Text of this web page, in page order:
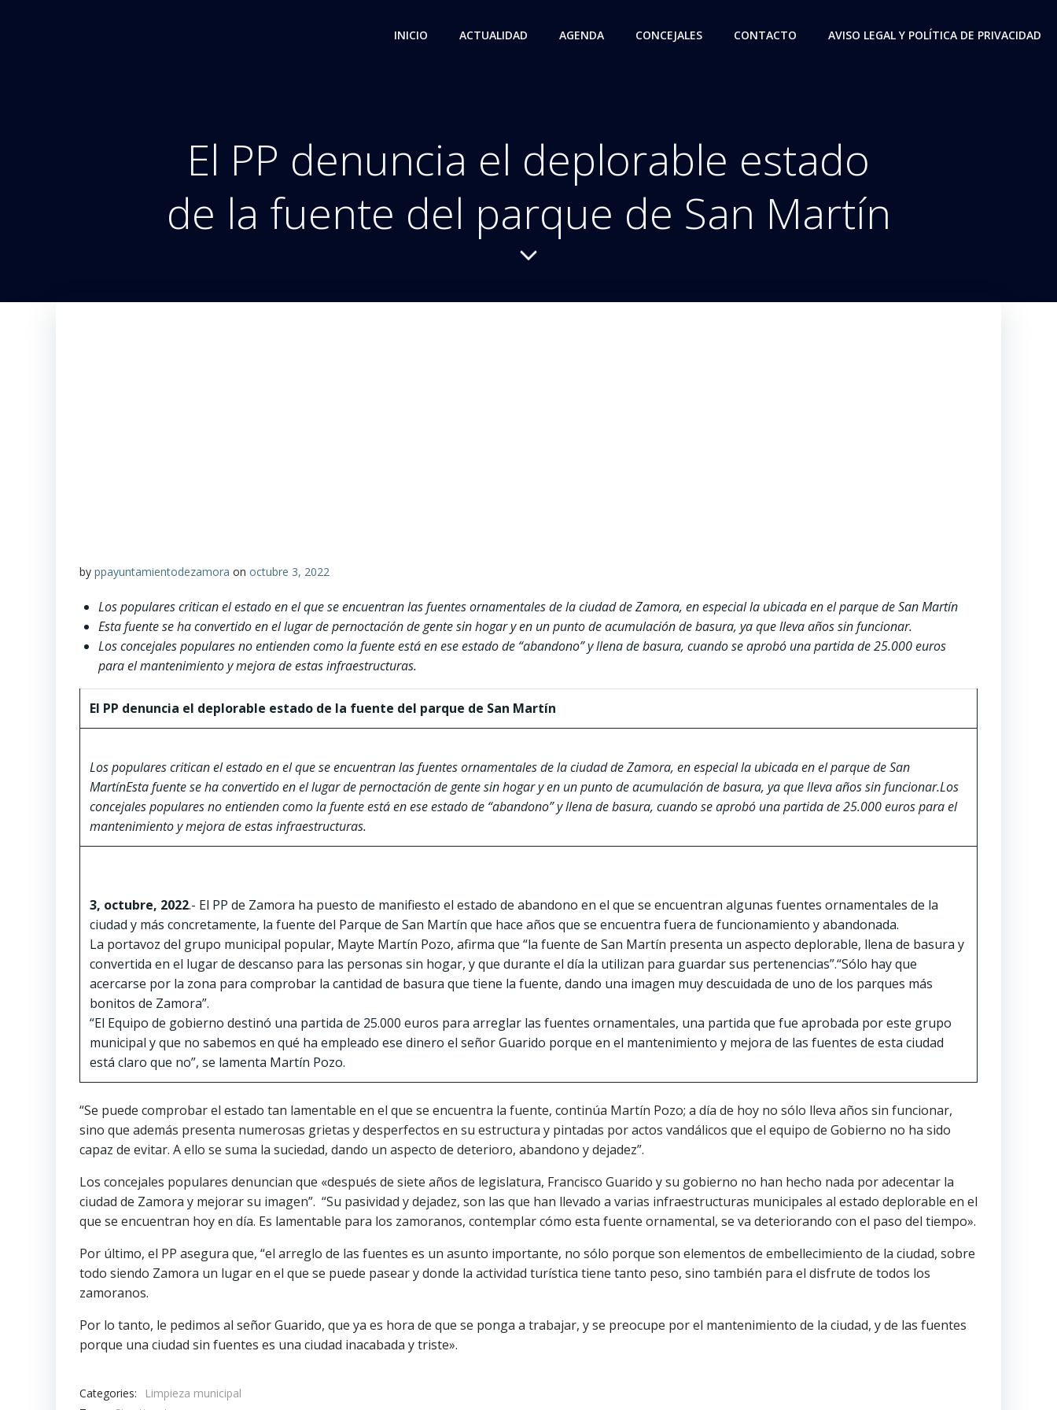
INICIO ACTUALIDAD AGENDA CONCEJALES CONTACTO AVISO LEGAL Y POLÍTICA DE PRIVACIDAD
El PP denuncia el deplorable estado
de la fuente del parque de San Martín
by ppayuntamientodezamora on octubre 3, 2022
Los populares critican el estado en el que se encuentran las fuentes ornamentales de la ciudad de Zamora, en especial la ubicada en el parque de San Martín
Esta fuente se ha convertido en el lugar de pernoctación de gente sin hogar y en un punto de acumulación de basura, ya que lleva años sin funcionar.
Los concejales populares no entienden como la fuente está en ese estado de “abandono” y llena de basura, cuando se aprobó una partida de 25.000 euros
para el mantenimiento y mejora de estas infraestructuras.
El PP denuncia el deplorable estado de la fuente del parque de San Martín
Los populares critican el estado en el que se encuentran las fuentes ornamentales de la ciudad de Zamora, en especial la ubicada en el parque de San
MartínEsta fuente se ha convertido en el lugar de pernoctación de gente sin hogar y en un punto de acumulación de basura, ya que lleva años sin funcionar.Los
concejales populares no entienden como la fuente está en ese estado de “abandono” y llena de basura, cuando se aprobó una partida de 25.000 euros para el
mantenimiento y mejora de estas infraestructuras.
3, octubre, 2022.- El PP de Zamora ha puesto de manifiesto el estado de abandono en el que se encuentran algunas fuentes ornamentales de la
ciudad y más concretamente, la fuente del Parque de San Martín que hace años que se encuentra fuera de funcionamiento y abandonada.
La portavoz del grupo municipal popular, Mayte Martín Pozo, afirma que “la fuente de San Martín presenta un aspecto deplorable, llena de basura y
convertida en el lugar de descanso para las personas sin hogar, y que durante el día la utilizan para guardar sus pertenencias”.“Sólo hay que
acercarse por la zona para comprobar la cantidad de basura que tiene la fuente, dando una imagen muy descuidada de uno de los parques más
bonitos de Zamora”.
“El Equipo de gobierno destinó una partida de 25.000 euros para arreglar las fuentes ornamentales, una partida que fue aprobada por este grupo
municipal y que no sabemos en qué ha empleado ese dinero el señor Guarido porque en el mantenimiento y mejora de las fuentes de esta ciudad
está claro que no”, se lamenta Martín Pozo.
“Se puede comprobar el estado tan lamentable en el que se encuentra la fuente, continúa Martín Pozo; a día de hoy no sólo lleva años sin funcionar,
sino que además presenta numerosas grietas y desperfectos en su estructura y pintadas por actos vandálicos que el equipo de Gobierno no ha sido
capaz de evitar. A ello se suma la suciedad, dando un aspecto de deterioro, abandono y dejadez”.
Los concejales populares denuncian que «después de siete años de legislatura, Francisco Guarido y su gobierno no han hecho nada por adecentar la
ciudad de Zamora y mejorar su imagen”. “Su pasividad y dejadez, son las que han llevado a varias infraestructuras municipales al estado deplorable en el
que se encuentran hoy en día. Es lamentable para los zamoranos, contemplar cómo esta fuente ornamental, se va deteriorando con el paso del tiempo».
Por último, el PP asegura que, “el arreglo de las fuentes es un asunto importante, no sólo porque son elementos de embellecimiento de la ciudad, sobre
todo siendo Zamora un lugar en el que se puede pasear y donde la actividad turística tiene tanto peso, sino también para el disfrute de todos los
zamoranos.
Por lo tanto, le pedimos al señor Guarido, que ya es hora de que se ponga a trabajar, y se preocupe por el mantenimiento de la ciudad, y de las fuentes
porque una ciudad sin fuentes es una ciudad inacabada y triste».
Categories:
Limpieza municipal